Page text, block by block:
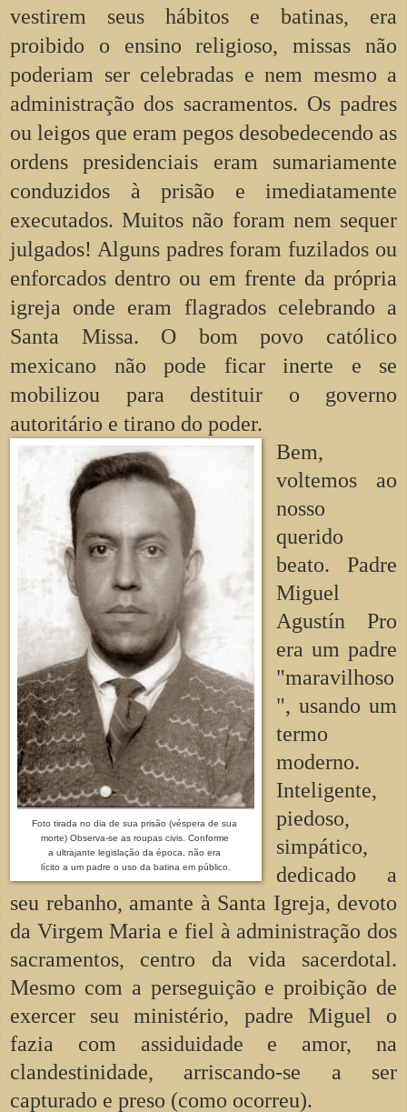
vestirem seus hábitos e batinas, era
proibido o ensino religioso, missas não
poderiam ser celebradas e nem mesmo a
administração dos sacramentos. Os padres
ou leigos que eram pegos desobedecendo as
ordens presidenciais eram sumariamente
conduzidos à prisão e imediatamente
executados. Muitos não foram nem sequer
julgados! Alguns padres foram fuzilados ou
enforcados dentro ou em frente da própria
igreja onde eram flagrados celebrando a
Santa Missa. O bom povo católico
mexicano não pode ficar inerte e se
mobilizou para destituir o governo
autoritário e tirano do poder.
Foto tirada no dia de sua prisão (véspera de sua
morte) Observa-se as roupas civis. Conforme
a ultrajante legislação da época, não era
lícito a um padre o uso da batina em público.
Bem,
voltemos ao
nosso
querido
beato. Padre
Miguel
Agustín Pro
era um padre
"maravilhoso
", usando um
termo
moderno.
Inteligente,
piedoso,
simpático,
dedicado a
seu rebanho, amante à Santa Igreja, devoto
da Virgem Maria e fiel à administração dos
sacramentos, centro da vida sacerdotal.
Mesmo com a perseguição e proibição de
exercer seu ministério, padre Miguel o
fazia com assiduidade e amor, na
clandestinidade, arriscando-se a ser
capturado e preso (como ocorreu).